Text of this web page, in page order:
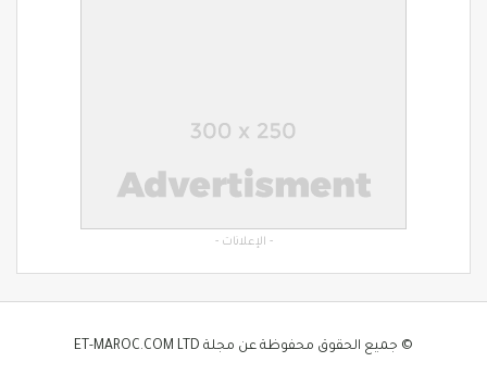
- الإعلانات -
© جميع الحقوق محفوظة عن مجلة ET-MAROC.COM LTD